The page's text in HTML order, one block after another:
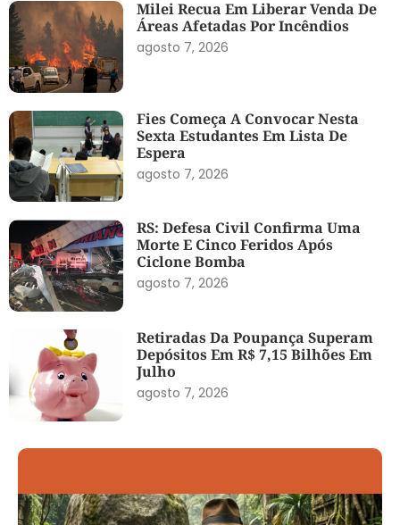
Milei Recua Em Liberar Venda De
Áreas Afetadas Por Incêndios
agosto 7, 2026
Fies Começa A Convocar Nesta
Sexta Estudantes Em Lista De
Espera
agosto 7, 2026
RS: Defesa Civil Confirma Uma
Morte E Cinco Feridos Após
Ciclone Bomba
agosto 7, 2026
Retiradas Da Poupança Superam
Depósitos Em R$ 7,15 Bilhões Em
Julho
agosto 7, 2026